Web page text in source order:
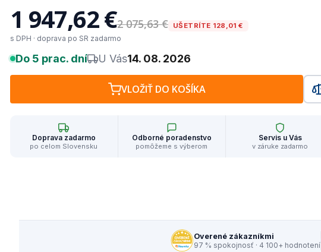
1 947,62 €2 075,63 € UŠETRÍTE 128,01 €
s DPH · doprava po SR zadarmo
Do 5 prac. dní U Vás14. 08. 2026
VLOŽIŤ DO KOŠÍKA
Doprava zadarmo
po celom Slovensku
Odborné poradenstvo
pomôžeme s výberom
Servis u Vás
v záruke zadarmo
Overené zákazníkmi
97 % spokojnosť · 4 100+ hodnotení